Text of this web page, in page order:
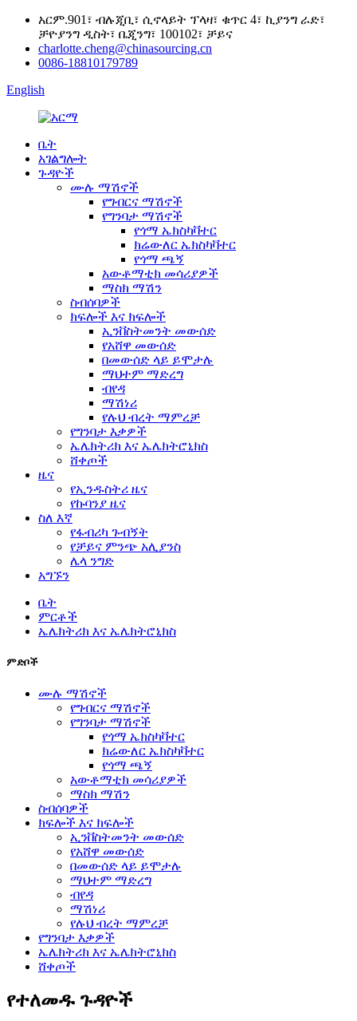
አርም.901፣ ብሉጂቢ፣ ሲኖላይት ፕላዛ፣ ቁጥር 4፣ ኪያንግ ራድ፣
ቻዮያንግ ዲስት፣ ቤጂንግ፣ 100102፣ ቻይና
charlotte.cheng@chinasourcing.cn
0086-18810179789
English
ቤት
አገልግሎት
ጉዳዮች
ሙሉ ማሽኖች
የግብርና ማሽኖች
የግንባታ ማሽኖች
የጎማ ኤክስካቫተር
ክሬውለር ኤክስካቫተር
የጎማ ጫኝ
አውቶማቲክ መሳሪያዎች
ማስክ ማሽን
ስብሰባዎች
ክፍሎች እና ክፍሎች
ኢንቨስትመንት መውሰድ
የአሸዋ መውሰድ
በመውሰድ ላይ ይሞታሉ
ማህተም ማድረግ
ብየዳ
ማሽነሪ
የሉህ ብረት ማምረቻ
የግንባታ እቃዎች
ኤሌክትሪክ እና ኤሌክትሮኒክስ
ሸቀጦች
ዜና
የኢንዱስትሪ ዜና
የኩባንያ ዜና
ስለ እኛ
የፋብሪካ ጉብኝት
የቻይና ምንጭ አሊያንስ
ሌላ ንግድ
አግኙን
ቤት
ምርቶች
ኤሌክትሪክ እና ኤሌክትሮኒክስ
ምድቦች
ሙሉ ማሽኖች
የግብርና ማሽኖች
የግንባታ ማሽኖች
የጎማ ኤክስካቫተር
ክሬውለር ኤክስካቫተር
የጎማ ጫኝ
አውቶማቲክ መሳሪያዎች
ማስክ ማሽን
ስብሰባዎች
ክፍሎች እና ክፍሎች
ኢንቨስትመንት መውሰድ
የአሸዋ መውሰድ
በመውሰድ ላይ ይሞታሉ
ማህተም ማድረግ
ብየዳ
ማሽነሪ
የሉህ ብረት ማምረቻ
የግንባታ እቃዎች
ኤሌክትሪክ እና ኤሌክትሮኒክስ
ሸቀጦች
የተለመዱ ጉዳዮች